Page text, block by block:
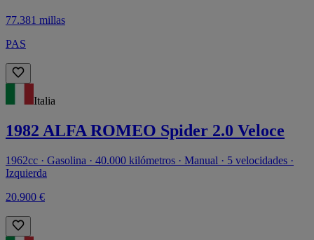
77.381 millas
PAS
Italia
1982 ALFA ROMEO Spider 2.0 Veloce
1962cc · Gasolina · 40.000 kilómetros · Manual · 5 velocidades ·
Izquierda
20.900 €